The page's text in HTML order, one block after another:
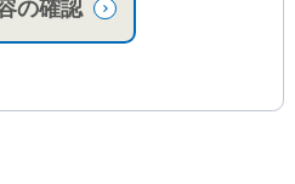
の確認